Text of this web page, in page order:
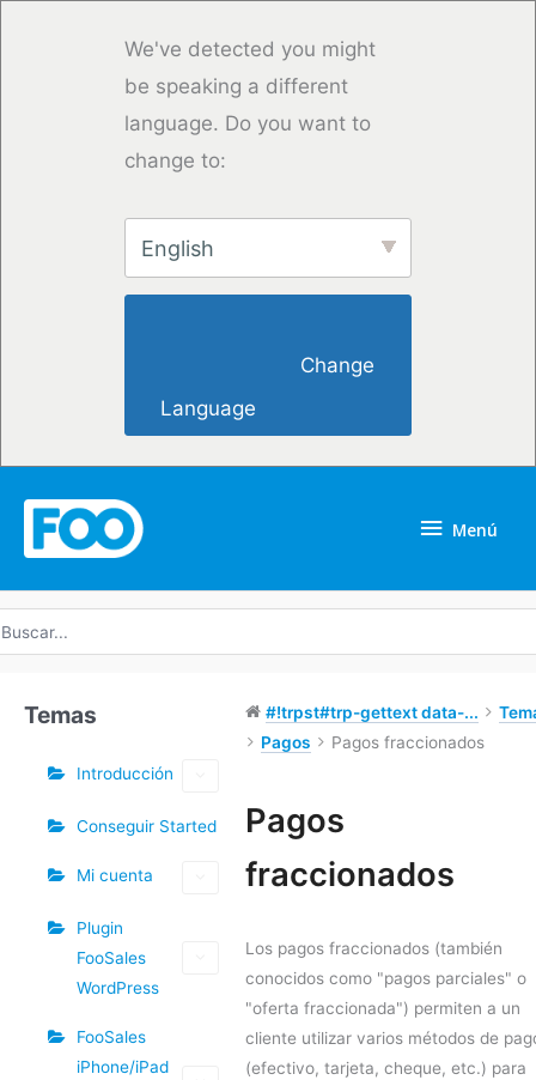
We've detected you might
be speaking a different
language. Do you want to
change to:
English
Language
Menú
Temas
Introducción
Conseguir Started
Mi cuenta
Plugin
FooSales
WordPress
FooSales
iPhone/iPad
#!trpst#trp-gettext data-...
Pagos
Pagos fraccionados
Pagos
fraccionados
Los pagos fraccionados (también
conocidos como "pagos parciales" o
"oferta fraccionada") permiten a un
cliente utilizar varios métodos de
(efectivo, tarjeta, cheque, etc.) para
Etiquetas
navegación